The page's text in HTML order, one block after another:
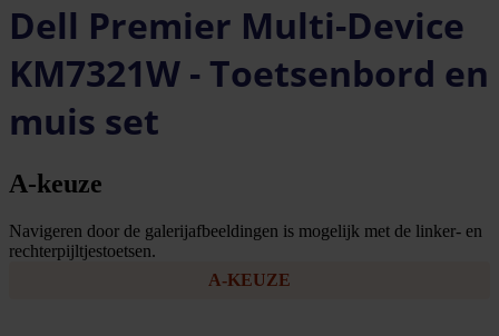
Dell Premier Multi-Device
KM7321W - Toetsenbord en
muis set
A-keuze
Navigeren door de galerijafbeeldingen is mogelijk met de linker- en
rechterpijltjestoetsen.
A-KEUZE